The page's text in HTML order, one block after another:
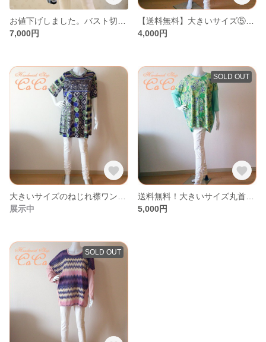
7,000円
4,000円
展示中
SOLD OUT
5,000円
SOLD OUT